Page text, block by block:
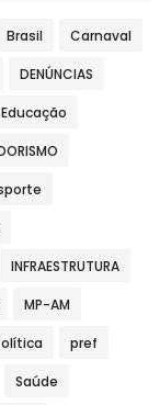
Brasil Carnaval
DENÚNCIAS
Educação
INFRAESTRUTURA
MP-AM
pref
Saúde